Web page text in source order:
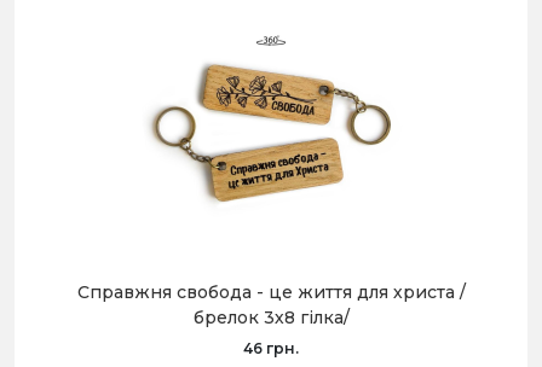
Справжня свобода - це життя для христа /
брелок 3х8 гілка/
46 грн.